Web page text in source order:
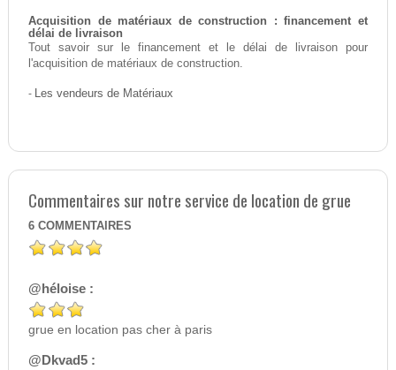
Acquisition de matériaux de construction : financement et
délai de livraison
Tout savoir sur le financement et le délai de livraison pour
l'acquisition de matériaux de construction.
- Les vendeurs de Matériaux
Commentaires sur notre service de location de grue
6 COMMENTAIRES
@héloise :
grue en location pas cher à paris
@Dkvad5 :